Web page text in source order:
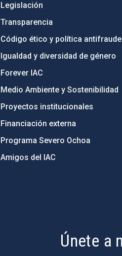
Legislación
Transparencia
Código ético y política antifraude
Igualdad y diversidad de género
Forever IAC
Medio Ambiente y Sostenibilidad
Proyectos institucionales
Financiación externa
Programa Severo Ochoa
Amigos del IAC
Únete a